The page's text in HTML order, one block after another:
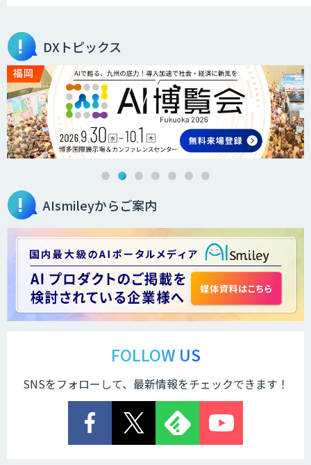
オーダーメイドAI人材育成研修
Brain Plus for Sales
データ分析/AI開発/コンサルティング
Docify（ドシファイ）
Cogent AI Cabinet
DXトピックス
AIsmileyからご案内
FOLLOW US
SNSをフォローして、最新情報をチェックできます！